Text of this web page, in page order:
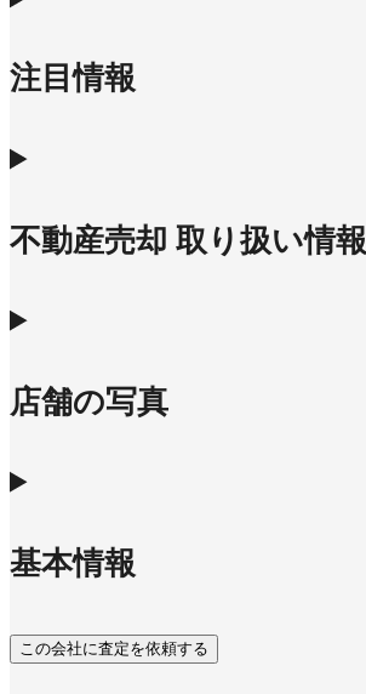
注目情報
不動産売却 取り扱い情報
店舗の写真
基本情報
この会社に査定を依頼する